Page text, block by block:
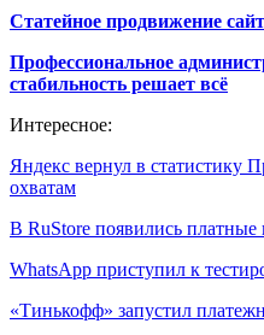
Статейное продвижение
Профессиональное
стабильность решает всё
Интересное:
Яндекс вернул в статистику
охватам
В RuStore появились
WhatsApp приступил к
«Тинькофф» запустил